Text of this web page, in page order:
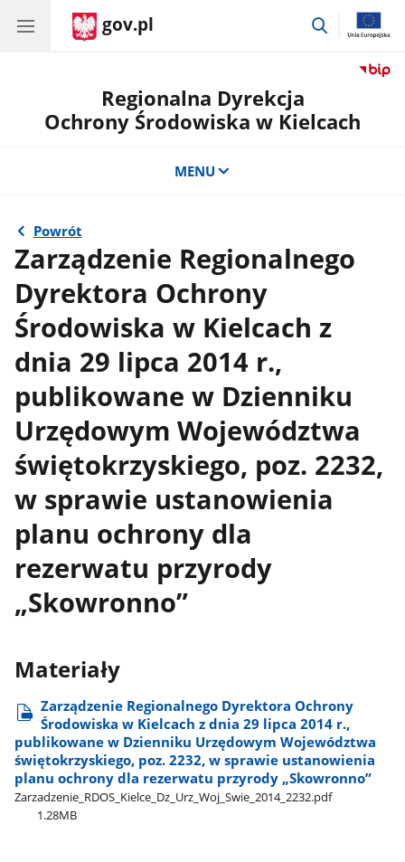
gov.pl
przejdź
Regionalna Dyrekcja
Ochrony Środowiska w Kielcach
MENU
Powrót
Zarządzenie Regionalnego
Dyrektora Ochrony
Środowiska w Kielcach z
dnia 29 lipca 2014 r.,
publikowane w Dzienniku
Urzędowym Województwa
świętokrzyskiego, poz. 2232,
w sprawie ustanowienia
planu ochrony dla
rezerwatu przyrody
„Skowronno”
Materiały
Zarządzenie Regionalnego Dyrektora Ochrony
Środowiska w Kielcach z dnia 29 lipca 2014 r.,
publikowane w Dzienniku Urzędowym Województwa
świętokrzyskiego, poz. 2232, w sprawie ustanowienia
planu ochrony dla rezerwatu przyrody „Skowronno”
Zarzadzenie​_RDOS​_Kielce​_Dz​_Urz​_Woj​_Swie​_2014​_2232.pdf
1.28MB